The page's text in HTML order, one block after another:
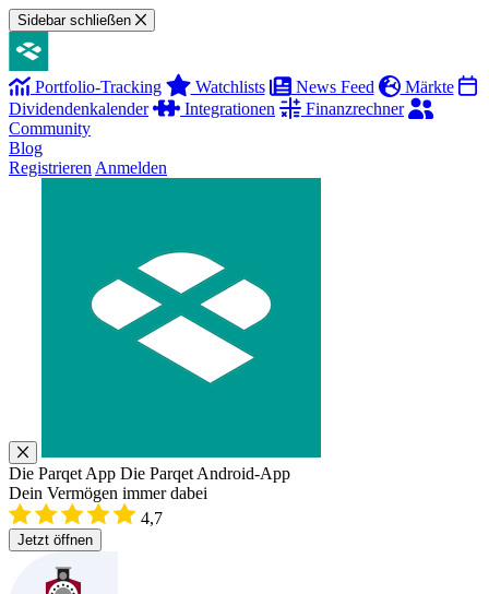
Sidebar schließen
Portfolio-Tracking Watchlists News Feed
Märkte
Dividendenkalender
Integrationen
Finanzrechner
Community
Blog
Registrieren Anmelden
Die Parqet App Die Parqet Android-App
Dein Vermögen immer dabei
4,7
Jetzt öffnen